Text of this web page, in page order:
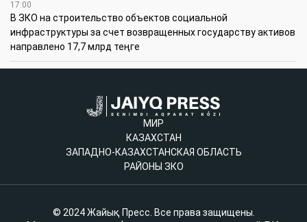
17:00
В ЗКО на строительство объектов социальной
инфраструктуры за счет возвращенных государству активов
направлено 17,7 млрд теңге
МИР
КАЗАХСТАН
ЗАПАДНО-КАЗАХСТАНСКАЯ ОБЛАСТЬ
РАЙОНЫ ЗКО
© 2024 Жайық Пресс. Все права защищены.